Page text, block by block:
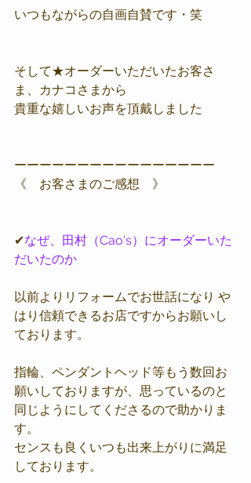
いつもながらの自画自賛です・笑
そして★オーダーいただいたお客さ
ま、カナコさまから
貴重な嬉しいお声を頂戴しました
ーーーーーーーーーーーーーーーー
《　お客さまのご感想　》
✔なぜ、田村（Cao's）にオーダーいた
だいたのか
以前よりリフォームでお世話になり や
はり信頼できるお店ですからお願いし
ております。
指輪、ペンダントヘッド等もう数回お
願いしておりますが、思っているのと
同じようにしてくださるので助かりま
す。
センスも良くいつも出来上がりに満足
しております。